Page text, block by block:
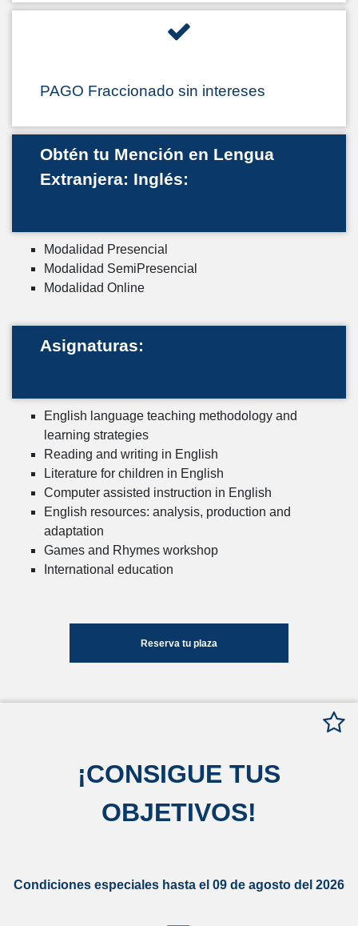
PAGO Fraccionado sin intereses
Obtén tu Mención en Lengua
Extranjera: Inglés:
Modalidad Presencial
Modalidad SemiPresencial
Modalidad Online
Asignaturas:
English language teaching methodology and
learning strategies
Reading and writing in English
Literature for children in English
Computer assisted instruction in English
English resources: analysis, production and
adaptation
Games and Rhymes workshop
International education
Reserva tu plaza
¡CONSIGUE TUS
OBJETIVOS!
Condiciones especiales hasta el 09 de agosto del 2026